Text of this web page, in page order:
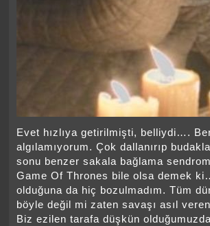
Evet hızlıya getirilmişti, belliydi….
algılamıyorum. Çok dallanırıp
sonu benzer sakala bağlama
Game Of Thrones bile olsa demek
olduğuna da hiç bozulmadım. Tüm
böyle değil mi zaten savaşı asıl
Biz ezilen tarafa düşkün